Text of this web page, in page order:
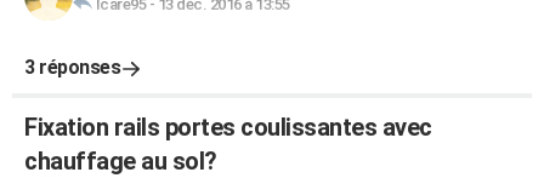
Icare95- 13 déc. 2016 à 13:55
3 réponses
Fixation rails portes coulissantes avec
chauffage au sol?